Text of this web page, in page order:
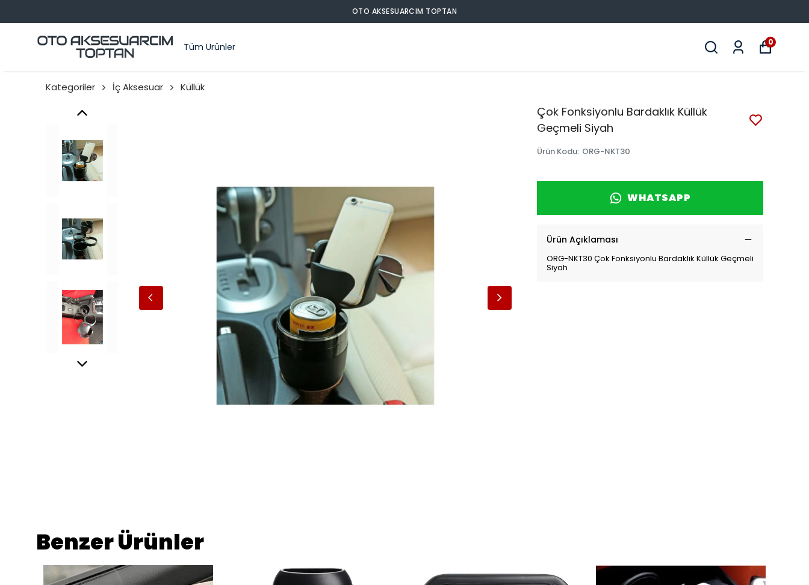
OTO AKSESUARCIM TOPTAN
Tüm Ürünler 0
Kategoriler İç Aksesuar Küllük
Çok Fonksiyonlu Bardaklık Küllük
Geçmeli Siyah
Ürün Kodu: ORG-NKT30
WHATSAPP
Ürün Açıklaması
ORG-NKT30 Çok Fonksiyonlu Bardaklık Küllük Geçmeli
Siyah
Benzer Ürünler